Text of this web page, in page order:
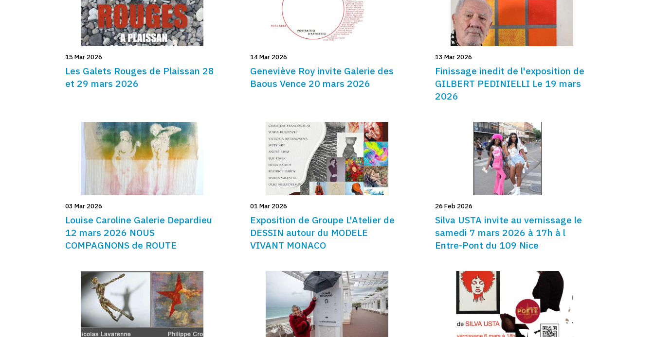
15 Mar 2026
Les Galets Rouges de Plaissan 28
et 29 mars 2026
14 Mar 2026
Geneviève Roy invite Galerie des
Baous Vence 20 mars 2026
13 Mar 2026
Finissage inedit de l'exposition de
GILBERT PEDINIELLI Le 19 mars
2026
03 Mar 2026
Louise Caroline Galerie Depardieu
12 mars 2026 NOUS
COMPAGNONS de ROUTE
01 Mar 2026
Exposition de Groupe L'Atelier de
DESSIN autour du MODELE
VIVANT MONACO
26 Feb 2026
Silva USTA invite au vernissage le
samedi 7 mars 2026 à 17h à l
Entre-Pont du 109 Nice